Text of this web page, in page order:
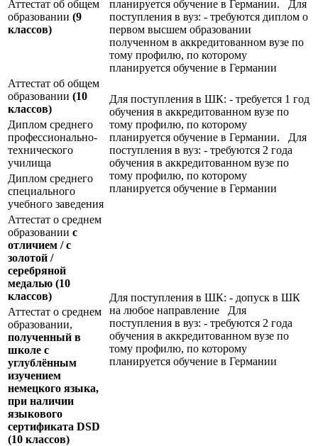
Аттестат об общем
образовании (9
классов)
планируется обучение в Германии. Для
поступления в вуз: - требуются диплом о
первом высшем образовании
полученном в аккредитованном вузе по
тому профилю, по которому
планируется обучение в Германии
Аттестат об общем
образовании (10
классов)
Для поступления в ШК: - требуется 1 год
обучения в аккредитованном вузе по
тому профилю, по которому
планируется обучение в Германии. Для
поступления в вуз: - требуются 2 года
обучения в аккредитованном вузе по
тому профилю, по которому
планируется обучение в Германии
Диплом среднего
профессионально-
технического
училища
Диплом среднего
специального
учебного заведения
Аттестат о среднем
образовании с
отличием / с
золотой /
серебряной
медалью (10
классов)
Для поступления в ШК: - допуск в ШК
на любое направление Для
поступления в вуз: - требуются 2 года
обучения в аккредитованном вузе по
тому профилю, по которому
планируется обучение в Германии
Аттестат о среднем
образовании,
полученный в
школе с
углублённым
изучением
немецкого языка,
при наличии
языкового
сертификата DSD
(10 классов)